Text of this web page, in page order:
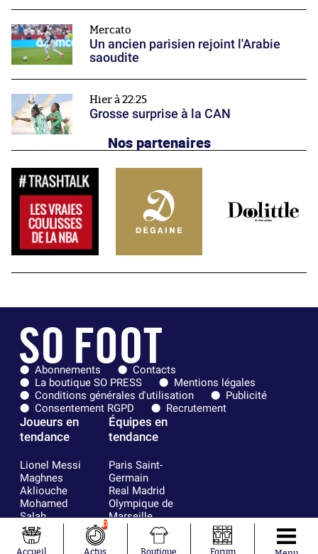
Mercato
Un ancien parisien rejoint l'Arabie
saoudite
Hier à 22:25
Grosse surprise à la CAN
Nos partenaires
Abonnements
Contacts
La boutique SO PRESS
Mentions légales
Conditions générales d'utilisation
Publicité
Consentement RGPD
Recrutement
Joueurs en
tendance
Lionel Messi
Maghnes
Akliouche
Mohamed
Salah
Neymar
Julián Álvarez
Équipes en
tendance
Paris Saint-
Germain
Real Madrid
Olympique de
Marseille
FC Barcelone
Accueil
0
Actus Boutique Forum